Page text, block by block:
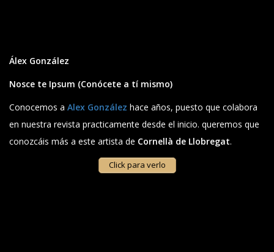
Álex González
Nosce te Ipsum (Conócete a tí mismo)
Conocemos a Alex González hace años, puesto que colabora
en nuestra revista practicamente desde el inicio. queremos que
conozcáis más a este artista de Cornellà de Llobregat.
Click para verlo